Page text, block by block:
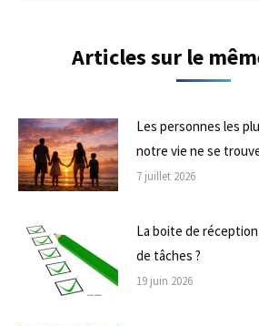
Articles sur le
Les personnes les
notre vie ne se
7 juillet 2026
La boite de
de tâches ?
19 juin 2026